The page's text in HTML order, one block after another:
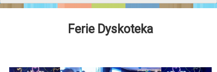
Ferie Dyskoteka